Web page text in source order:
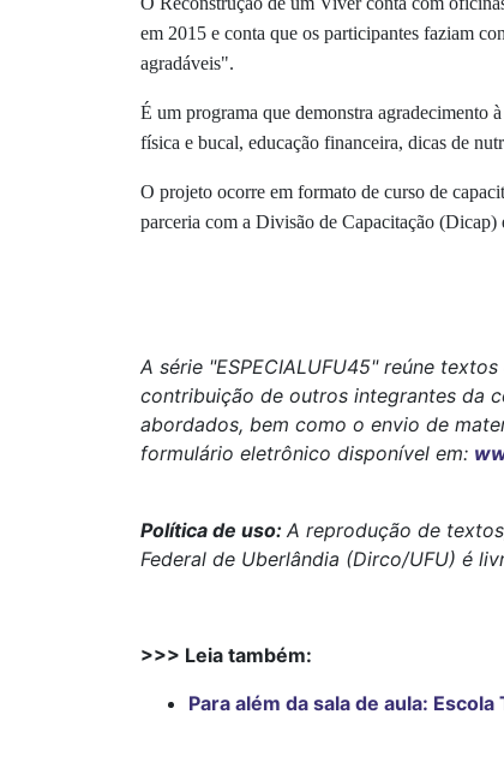
em 2015 e conta que os participantes faziam
agradáveis".
É um programa que demonstra agradecimento
física e bucal, educação financeira, dicas de
O projeto ocorre em formato de curso de
parceria com a Divisão de Capacitação (Dicap)
A série "ESPECIALUFU45" reúne
contribuição de outros integrantes da
abordados, bem como o envio de
formulário eletrônico disponível em:
Política de uso: A reprodução de
Federal de Uberlândia (Dirco/UFU) é
>>> Leia também:
Para além da sala de aula: